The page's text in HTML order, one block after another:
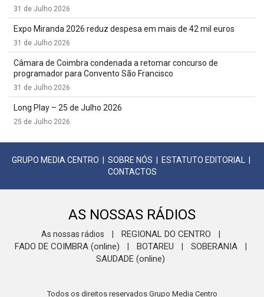
31 de Julho 2026
Expo Miranda 2026 reduz despesa em mais de 42 mil euros
31 de Julho 2026
Câmara de Coimbra condenada a retomar concurso de
programador para Convento São Francisco
31 de Julho 2026
Long Play – 25 de Julho 2026
25 de Julho 2026
GRUPO MEDIA CENTRO SOBRE NÓS ESTATUTO EDITORIAL
CONTACTOS
AS NOSSAS RÁDIOS
As nossas rádios REGIONAL DO CENTRO
FADO DE COIMBRA (online) BOTAREU SOBERANIA
SAUDADE (online)
Todos os direitos reservados Grupo Media Centro